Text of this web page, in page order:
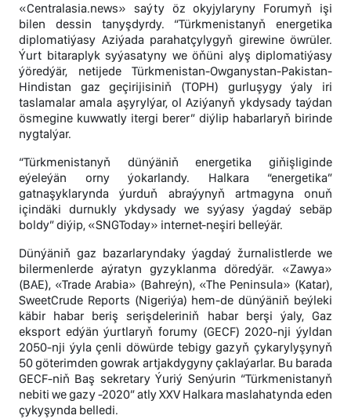
«Сentralasia.news» saýty öz okyjylaryny Forumyň işi
bilen dessin tanyşdyrdy. “Türkmenistanyň energetika
diplomatiýasy Aziýada parahatçylygyň girewine öwrüler.
Ýurt bitaraplyk syýasatyny we öňüni alyş diplomatiýasy
ýöredýär, netijede Türkmenistan-Owganystan-Pakistan-
Hindistan gaz geçirijisiniň (TOPH) gurluşygy ýaly iri
taslamalar amala aşyrylýar, ol Aziýanyň ykdysady taýdan
ösmegine kuwwatly itergi berer” diýlip habarlaryň birinde
nygtalýar.
“Türkmenistanyň dünýäniň energetika giňişliginde
eýeleýän orny ýokarlandy. Halkara “energetika”
gatnaşyklarynda ýurduň abraýynyň artmagyna onuň
içindäki durnukly ykdysady we syýasy ýagdaý sebäp
boldy” diýip, «SNGToday» internet-neşiri belleýär.
Dünýäniň gaz bazarlaryndaky ýagdaý žurnalistlerde we
bilermenlerde aýratyn gyzyklanma döredýär. «Zawya»
(BAE), «Trade Arabia» (Bahreýn), «The Peninsula» (Kаtar),
SweetCrude Reports (Nigeriýa) hem-de dünýäniň beýleki
käbir habar beriş serişdeleriniň habar berşi ýaly, Gaz
eksport edýän ýurtlaryň forumy (GECF) 2020-nji ýyldan
2050-nji ýyla çenli döwürde tebigy gazyň çykarylyşynyň
50 göterimden gowrak artjakdygyny çaklaýarlar. Bu barada
GECF-niň Baş sekretary Ýuriý Senýurin “Türkmenistanyň
nebiti we gazy -2020” atly XXV Halkara maslahatynda eden
çykyşynda belledi.